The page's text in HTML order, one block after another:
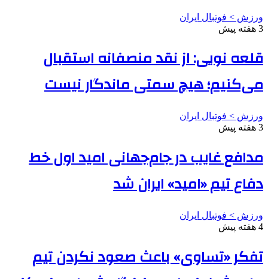
ورزش > فوتبال ایران
3 هفته پیش
قلعه نویی: از نقد منصفانه استقبال
می‌کنیم؛ هیچ سمتی ماندگار نیست
ورزش > فوتبال ایران
3 هفته پیش
مدافع غایب در جام‌جهانی امید اول خط
دفاع تیم «امید» ایران شد
ورزش > فوتبال ایران
4 هفته پیش
تفکر «تساوی» باعث صعود نکردن تیم